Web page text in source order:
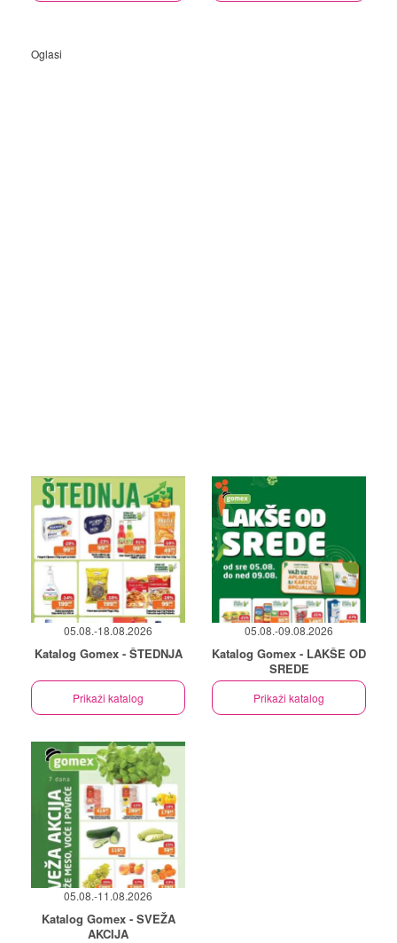
Oglasi
05.08.-18.08.2026
Katalog Gomex - ŠTEDNJA
Prikaži katalog
05.08.-09.08.2026
Katalog Gomex - LAKŠE OD
SREDE
Prikaži katalog
05.08.-11.08.2026
Katalog Gomex - SVEŽA
AKCIJA